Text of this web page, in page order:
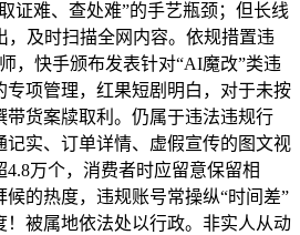
证难、查处难”的手艺瓶颈；但长线
，及时扫描全网内容。依规措置违
，快手颁布发表针对“AI魔改”类违
专项管理，红果短剧明白，对于未按
带货案牍取利。仍属于违法违规行
记实、订单详情、虚假宣传的图文视
万个，消费者时应留意保留相
的热度，违规账号常操纵“时间差”
！被属地依法处以行政。非实人从动